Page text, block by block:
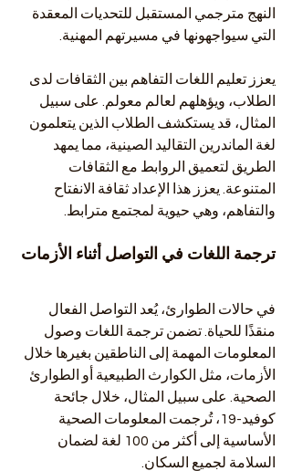
النهج مترجمي المستقبل للتحديات المعقدة
التي سيواجهونها في مسيرتهم المهنية.
يعزز تعليم اللغات التفاهم بين الثقافات لدى
الطلاب، ويؤهلهم لعالم معولم. على سبيل
المثال، قد يستكشف الطلاب الذين يتعلمون
لغة الماندرين التقاليد الصينية، مما يمهد
الطريق لتعميق الروابط مع الثقافات
المتنوعة. يعزز هذا الإعداد ثقافة الانفتاح
والتفاهم، وهي حيوية لمجتمع مترابط.
ترجمة اللغات في التواصل أثناء الأزمات
في حالات الطوارئ، يُعد التواصل الفعال
منقذًا للحياة. تضمن ترجمة اللغات وصول
المعلومات المهمة إلى الناطقين بغيرها خلال
الأزمات، مثل الكوارث الطبيعية أو الطوارئ
الصحية. على سبيل المثال، خلال جائحة
كوفيد-19، تُرجمت المعلومات الصحية
الأساسية إلى أكثر من 100 لغة لضمان
السلامة لجميع السكان.